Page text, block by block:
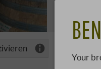
Your